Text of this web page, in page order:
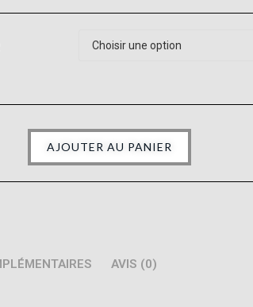
AJOUTER AU PANIER
AVIS (0)